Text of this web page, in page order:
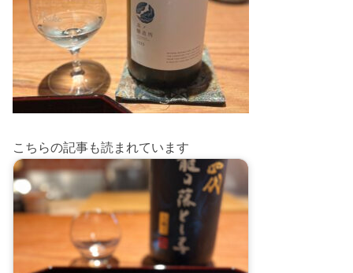
こちらの記事も読まれています